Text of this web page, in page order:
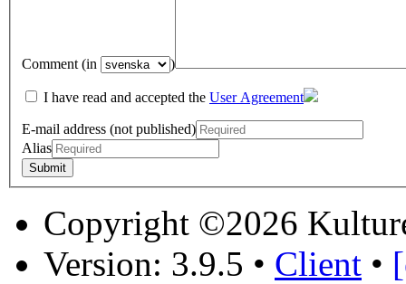
Comment (in )
I have read and accepted the User Agreement
E-mail address (not published)
Alias
Copyright ©2026
Version: 3.9.5 • Client •